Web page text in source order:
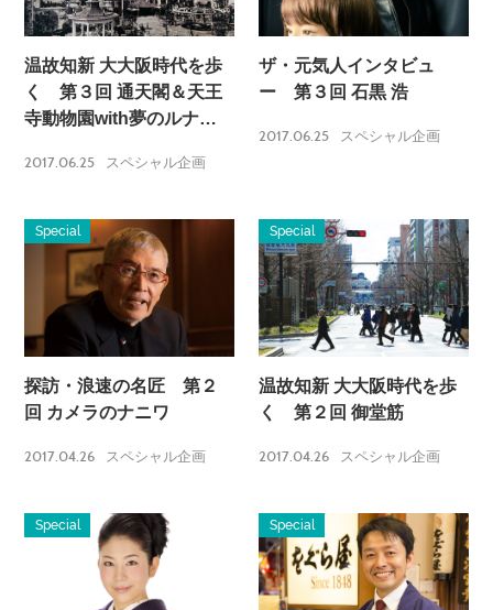
温故知新 大大阪時代を歩
く 第３回 通天閣＆天王
寺動物園with夢のルナパ
2017.06.25 スペシャル企画
ザ・元気人インタビュ
ー 第３回 石黒 浩
2017.06.25 スペシャル企画
Special
探訪・浪速の名匠 第２
回 カメラのナニワ
2017.04.26 スペシャル企画
Special
温故知新 大大阪時代を歩
く 第２回 御堂筋
2017.04.26 スペシャル企画
Special Special